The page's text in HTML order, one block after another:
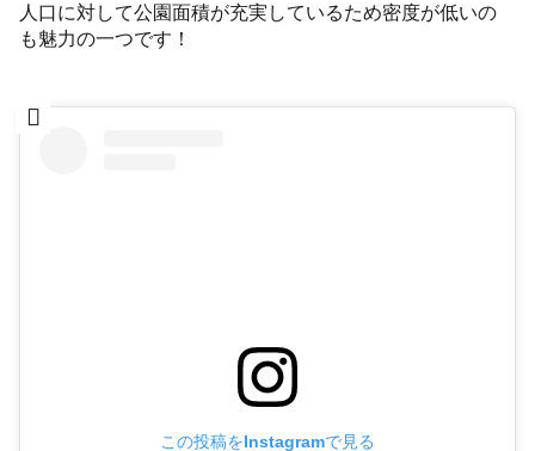
人口に対して公園面積が充実しているため密度が低いの
も魅力の一つです！
この投稿をInstagramで見る